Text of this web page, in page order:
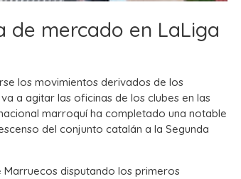
de mercado en LaLiga
los movimientos derivados de los
a agitar las oficinas de los clubes en las
marroquí ha completado una notable
del conjunto catalán a la Segunda
disputando los primeros